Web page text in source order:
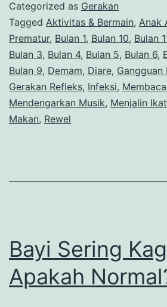
dan
Cara
Categorized as Gerakan
Tagged Aktivitas & Bermain, Anak
Prematur, Bulan 1, Bulan 10, Bulan
Bulan 3, Bulan 4, Bulan 5, Bulan 6,
Bulan 9, Demam, Diare, Gangguan
Gerakan Refleks, Infeksi,
Mendengarkan Musik, Menjalin
Makan, Rewel
Bayi Sering
Apakah